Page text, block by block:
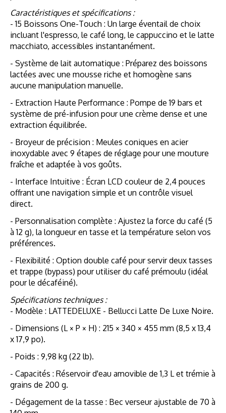
Caractéristiques et spécifications :
- 15 Boissons One-Touch : Un large éventail de choix
incluant l'espresso, le café long, le cappuccino et le latte
macchiato, accessibles instantanément.
- Système de lait automatique : Préparez des boissons
lactées avec une mousse riche et homogène sans
aucune manipulation manuelle.
- Extraction Haute Performance : Pompe de 19 bars et
système de pré-infusion pour une crème dense et une
extraction équilibrée.
- Broyeur de précision : Meules coniques en acier
inoxydable avec 9 étapes de réglage pour une mouture
fraîche et adaptée à vos goûts.
- Interface Intuitive : Écran LCD couleur de 2,4 pouces
offrant une navigation simple et un contrôle visuel
direct.
- Personnalisation complète : Ajustez la force du café (5
à 12 g), la longueur en tasse et la température selon vos
préférences.
- Flexibilité : Option double café pour servir deux tasses
et trappe (bypass) pour utiliser du café prémoulu (idéal
pour le décaféiné).
Spécifications techniques :
- Modèle : LATTEDELUXE - Bellucci Latte De Luxe Noire.
- Dimensions (L × P × H) : 215 × 340 × 455 mm (8,5 x 13,4
x 17,9 po).
- Poids : 9,98 kg (22 lb).
- Capacités : Réservoir d'eau amovible de 1,3 L et trémie à
grains de 200 g.
- Dégagement de la tasse : Bec verseur ajustable de 70 à